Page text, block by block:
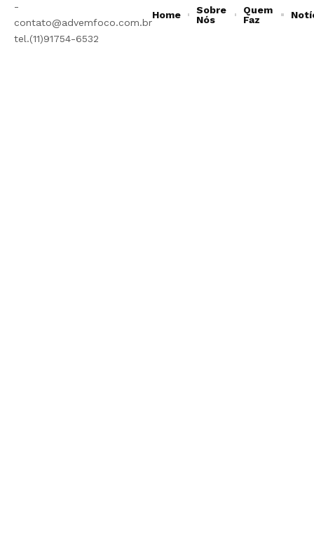
-
contato@advemfoco.com.br
tel.(11)91754-6532
Home
Sobre
Nós
Quem
Faz